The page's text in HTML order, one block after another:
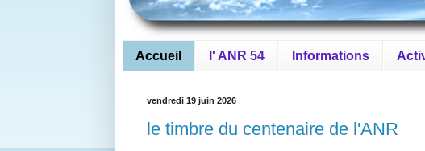
Accueil l' ANR 54 Informations
vendredi 19 juin 2026
le timbre du centenaire de l'ANR